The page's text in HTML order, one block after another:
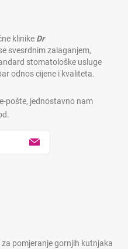
klinike Dr
svesrdnim zalaganjem,
stomatološke usluge
odnos cijene i kvaliteta.
pošte, jednostavno nam
pomjeranje gornjih kutnjaka